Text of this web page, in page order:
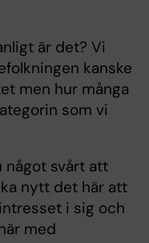
är det? Vi
kanske
men hur många
som vi
något svårt att
nytt det här att
i sig och
med